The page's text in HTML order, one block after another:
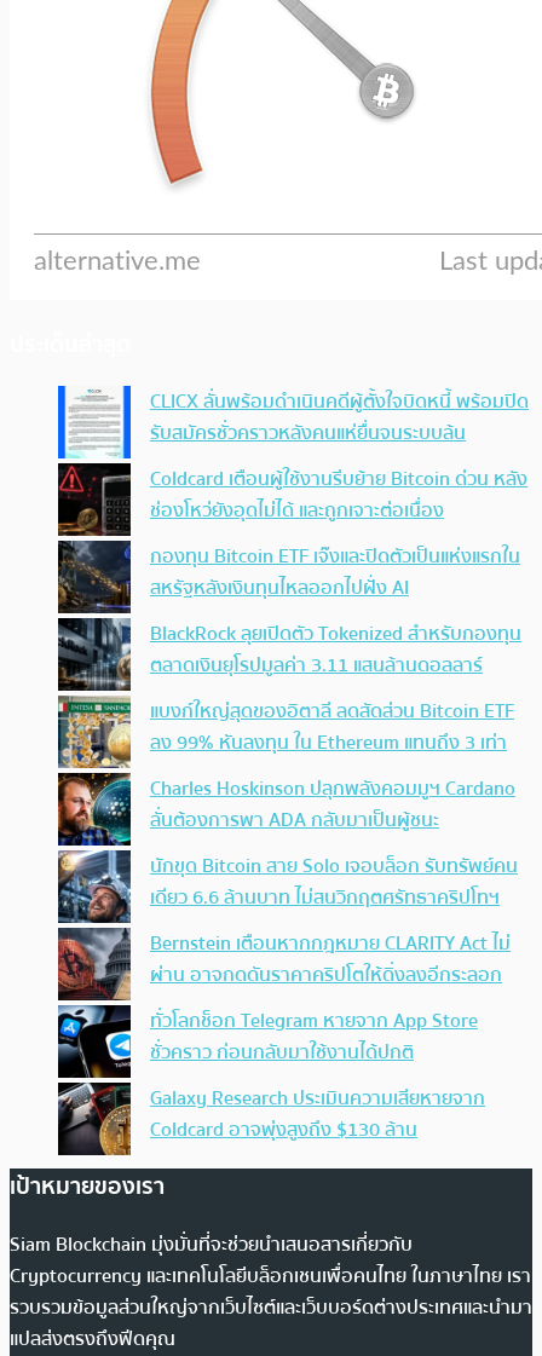
CLICX ลั่นพร้อมดำเนินคดีผู้ตั้งใจบิดหนี้ พร้อมปิด
รับสมัครชั่วคราวหลังคนแห่ยื่นจนระบบล้น
Coldcard เตือนผู้ใช้งานรีบย้าย Bitcoin ด่วน หลัง
ช่องโหว่ยังอุดไม่ได้ และถูกเจาะต่อเนื่อง
กองทุน Bitcoin ETF เจ๊งและปิดตัวเป็นแห่งแรกใน
สหรัฐหลังเงินทุนไหลออกไปฝั่ง AI
BlackRock ลุยเปิดตัว Tokenized สำหรับกองทุน
ตลาดเงินยุโรปมูลค่า 3.11 แสนล้านดอลลาร์
แบงก์ใหญ่สุดของอิตาลี ลดสัดส่วน Bitcoin ETF
ลง 99% หันลงทุน ใน Ethereum แทนถึง 3 เท่า
Charles Hoskinson ปลุกพลังคอมมูฯ Cardano
ลั่นต้องการพา ADA กลับมาเป็นผู้ชนะ
นักขุด Bitcoin สาย Solo เจอบล็อก รับทรัพย์คน
เดียว 6.6 ล้านบาท ไม่สนวิกฤตศรัทธาคริปโทฯ
Bernstein เตือนหากกฎหมาย CLARITY Act ไม่
ผ่าน อาจกดดันราคาคริปโตให้ดิ่งลงอีกระลอก
ทั่วโลกช็อก Telegram หายจาก App Store
ชั่วคราว ก่อนกลับมาใช้งานได้ปกติ
Galaxy Research ประเมินความเสียหายจาก
Coldcard อาจพุ่งสูงถึง $130 ล้าน
เป้าหมายของเรา
Siam Blockchain มุ่งมั่นที่จะช่วยนำเสนอสารเกี่ยวกับ
Cryptocurrency และเทคโนโลยีบล็อกเชนเพื่อคนไทย ในภาษาไทย เรา
รวบรวมข้อมูลส่วนใหญ่จากเว็บไซต์และเว็บบอร์ดต่างประเทศและนำมา
แปลส่งตรงถึงฟีดคุณ